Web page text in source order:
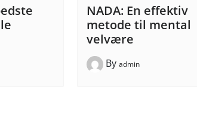
NADA: En effektiv
metode til mental
velvære
By admin